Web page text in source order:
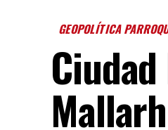
GEOPOLÍTICA